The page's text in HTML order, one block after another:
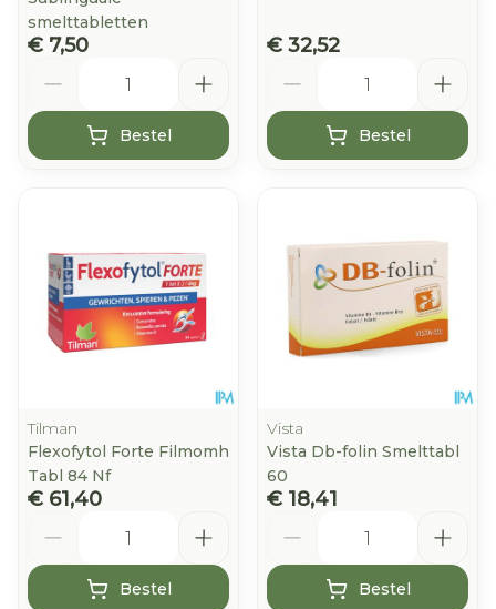
smelttabletten
€ 7,50
Bestel
€ 32,52
Bestel
Tilman
Flexofytol Forte Filmomh
Tabl 84 Nf
€ 61,40
Bestel
Vista
Vista Db-folin Smelttabl
60
€ 18,41
Bestel